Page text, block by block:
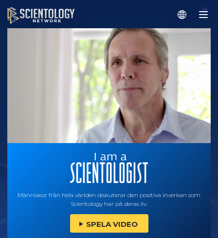
Människor från hela världen diskuterar den positiva inverkan som
Scientology har på deras liv.
SPELA VIDEO